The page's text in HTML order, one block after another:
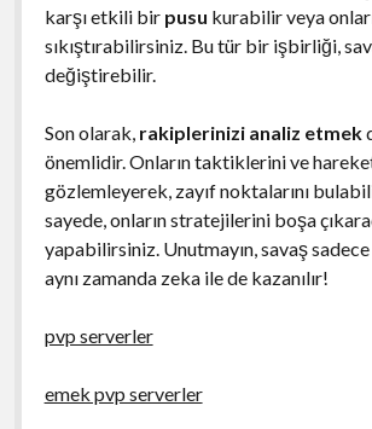
karşı etkili bir pusu kurabilir veya
sıkıştırabilirsiniz. Bu tür bir işbirliği,
değiştirebilir.
Son olarak, rakiplerinizi analiz etmek
önemlidir. Onların taktiklerini ve
gözlemleyerek, zayıf noktalarını
sayede, onların stratejilerini boşa
yapabilirsiniz. Unutmayın, savaş
aynı zamanda zeka ile de kazanılır!
pvp serverler
emek pvp serverler